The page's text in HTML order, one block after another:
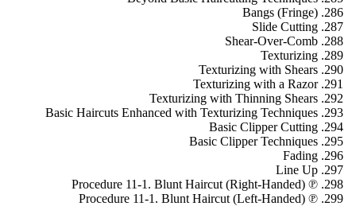
Bangs (Fringe)
Slide Cutting
Shear-Over-Comb
Texturizing
Texturizing with Shears
Texturizing with a Razor
Texturizing with Thinning Shears
Basic Haircuts Enhanced with Texturizing Techniques
Basic Clipper Cutting
Basic Clipper Techniques
Fading
Line Up
℗ Procedure 11-1. Blunt Haircut (Right-Handed)
℗ Procedure 11-1. Blunt Haircut (Left-Handed)